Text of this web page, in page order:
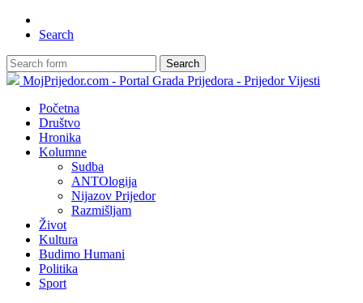
Search
Search
MojPrijedor.com - Portal Grada Prijedora - Prijedor Vijesti
Početna
Društvo
Hronika
Kolumne
Sudba
ANTOlogija
Nijazov Prijedor
Razmišljam
Život
Kultura
Budimo Humani
Politika
Sport